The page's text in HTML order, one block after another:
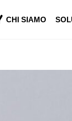
CHI SIAMO